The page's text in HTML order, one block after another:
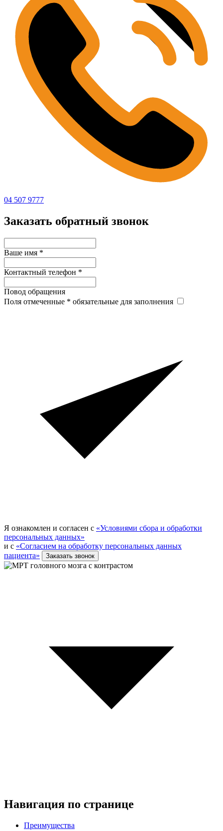
04 507 9777
Заказать обратный звонок
Ваше имя *
Контактный телефон *
Повод обращения
Поля отмеченные * обязательные для заполнения
Я ознакомлен и согласен с «Условиями сбора и обработки
персональных данных»
и с «Согласием на обработку персональных данных
пациента»
Заказать звонок
Навигация по странице
Преимущества